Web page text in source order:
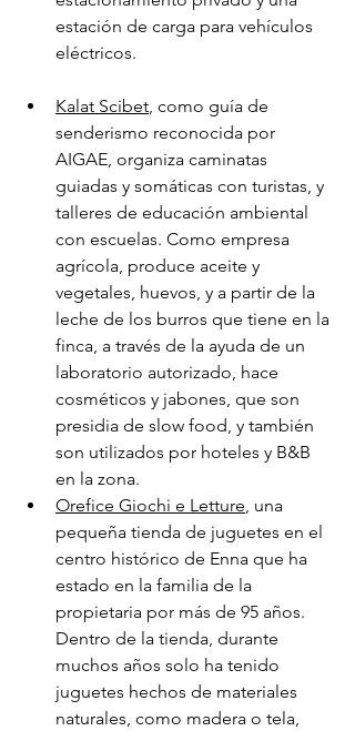
estación de carga para vehículos
eléctricos.
Kalat Scibet, como guía de
senderismo reconocida por
AIGAE, organiza caminatas
guiadas y somáticas con turistas, y
talleres de educación ambiental
con escuelas. Como empresa
agrícola, produce aceite y
vegetales, huevos, y a partir de la
leche de los burros que tiene en la
finca, a través de la ayuda de un
laboratorio autorizado, hace
cosméticos y jabones, que son
presidia de slow food, y también
son utilizados por hoteles y B&B
en la zona.
Orefice Giochi e Letture, una
pequeña tienda de juguetes en el
centro histórico de Enna que ha
estado en la familia de la
propietaria por más de 95 años.
Dentro de la tienda, durante
muchos años solo ha tenido
juguetes hechos de materiales
naturales, como madera o tela,